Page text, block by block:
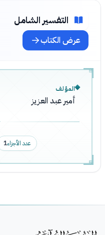
التفسير الشامل
عرض الكتاب
المؤلف
أمير عبد العزيز
عدد الأجزاء1